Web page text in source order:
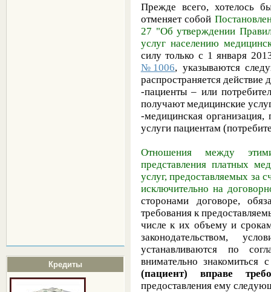
Кредиты
Прежде всего, хотелось
отменяет собой
27 "Об утверждении
услуг населению
силу только с 1 января
№1006, указываются
распространяется действие
-пациенты – или
получают медицинские
-медицинская
услуги пациентам
Отношения между
представления платных
услуг, предоставляемых за
исключительно на
сторонами договоре,
требования к
числе к их объему и
законодательством,
устанавливаются по
внимательно
(пациент) вправе
предоставления ему